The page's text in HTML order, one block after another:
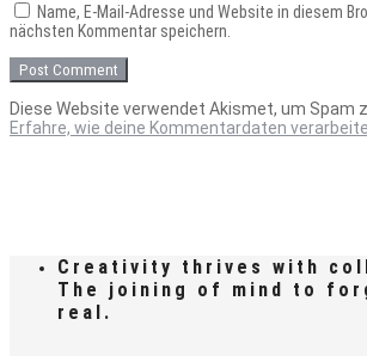
Name, E-Mail-Adresse und Website in diesem
nächsten Kommentar speichern.
Diese Website verwendet Akismet, um Spam
Erfahre, wie deine Kommentardaten
Creativity thrives with
The joining of mind to
real.